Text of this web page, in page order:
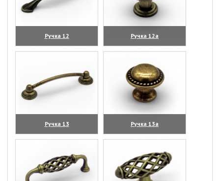
Ручка 12
(увеличить)
Ручка 12а
(увеличить)
Ручка 13
(увеличить)
Ручка 13а
(увеличить)